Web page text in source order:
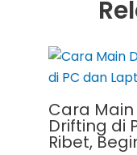
Cara Main
Drifting di
Ribet,